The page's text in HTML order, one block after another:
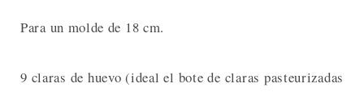
Para un molde de 18 cm.
9 claras de huevo (ideal el bote de claras pasteurizadas